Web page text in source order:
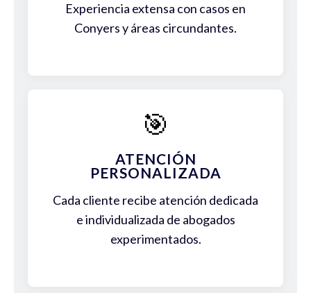
Experiencia extensa con casos en
Conyers y áreas circundantes.
🎯
ATENCIÓN
PERSONALIZADA
Cada cliente recibe atención dedicada
e individualizada de abogados
experimentados.